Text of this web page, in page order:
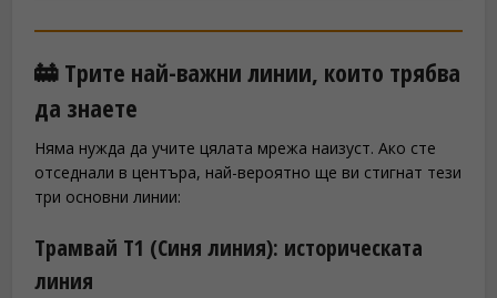
🚋 Трите най-важни линии, които трябва
да знаете
Няма нужда да учите цялата мрежа наизуст. Ако сте
отседнали в центъра, най-вероятно ще ви стигнат тези
три основни линии:
Трамвай T1 (Синя линия): историческата
линия